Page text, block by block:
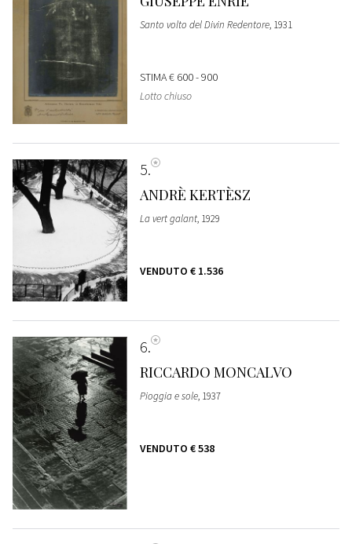
Santo volto del Divin Redentore, 1931
STIMA€ 600 - 900
Lotto chiuso
5
ANDRÈ KERTÈSZ
La vert galant, 1929
VENDUTO € 1.536
6
RICCARDO MONCALVO
Pioggia e sole, 1937
VENDUTO € 538